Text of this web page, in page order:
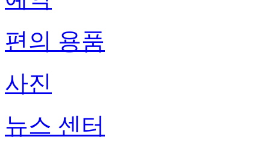
편의 용품
사진
뉴스 센터